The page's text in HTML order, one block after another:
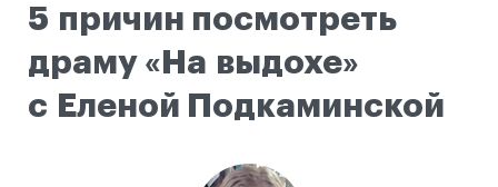
5 причин посмотреть
драму «На выдохе»
с Еленой Подкаминской